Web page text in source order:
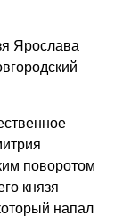
Ярослава
поворотом
князя
напал